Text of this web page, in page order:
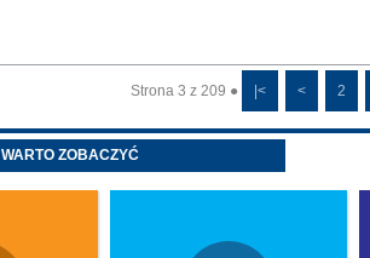
Strona 3 z 209 ● |< < 2
WARTO ZOBACZYĆ